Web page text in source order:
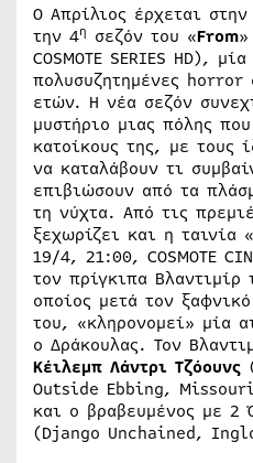
Ο Απρίλιος έρχεται στην
την 4η σεζόν του «From
COSMOTE SERIES HD),
πολυσυζητημένες horror
ετών. Η νέα σεζόν
μυστήριο μιας πόλης
κατοίκους της, με τους
να καταλάβουν τι
επιβιώσουν από τα
τη νύχτα. Από τις
ξεχωρίζει και η ταινία «
19/4, 21:00, COSMOTE
τον πρίγκιπα Βλαντιμίρ
οποίος μετά τον
του, «κληρονομεί» μία
ο Δράκουλας. Τον
Κέιλεμπ Λάντρι Τζόουνς
Outside Ebbing,
και ο βραβευμένος με 2
(Django Unchained,